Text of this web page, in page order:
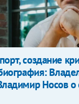
создание
Носов о